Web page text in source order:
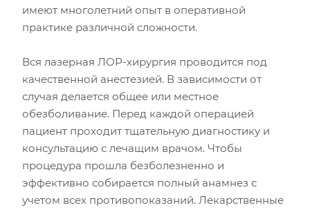
имеют многолетний опыт в оперативной
практике различной сложности.
Вся лазерная ЛОР-хирургия проводится под
качественной анестезией. В зависимости от
случая делается общее или местное
обезболивание. Перед каждой операцией
пациент проходит тщательную диагностику и
консультацию с лечащим врачом. Чтобы
процедура прошла безболезненно и
эффективно собирается полный анамнез с
учетом всех противопоказаний. Лекарственные